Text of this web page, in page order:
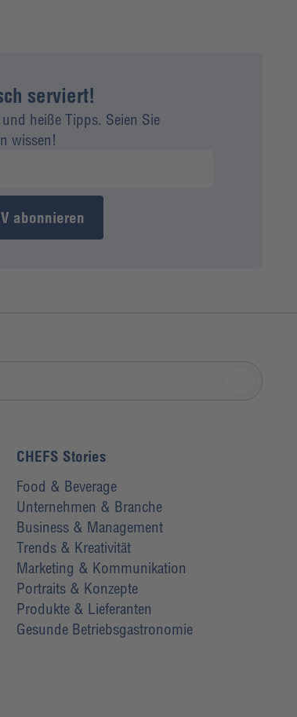
serviert!
heiße Tipps. Seien Sie
wissen!
abonnieren
CHEFS Stories
Food & Beverage
Unternehmen & Branche
Business & Management
Trends & Kreativität
Marketing & Kommunikation
Portraits & Konzepte
Produkte & Lieferanten
Gesunde Betriebsgastronomie